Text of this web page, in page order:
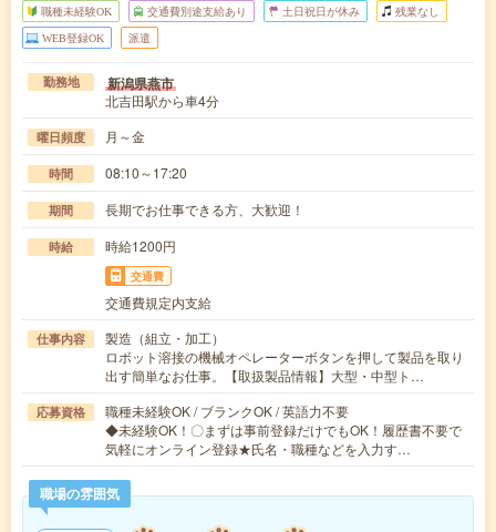
職種未経験OK 交通費別途支給あり 土日祝日が休み 残業なし
WEB登録OK 派遣
勤務地 新潟県燕市
北吉田駅から車4分
曜日頻度 月～金
時間 08:10～17:20
期間 長期でお仕事できる方、大歓迎！
時給 時給1200円
交通費
交通費規定内支給
仕事内容
製造（組立・加工）
ロボット溶接の機械オペレーターボタンを押して製品を取り
出す簡単なお仕事。【取扱製品情報】大型・中型ト…
応募資格
職種未経験OK / ブランクOK / 英語力不要
◆未経験OK！〇まずは事前登録だけでもOK！履歴書不要で
気軽にオンライン登録★氏名・職種などを入力す…
職場の雰囲気